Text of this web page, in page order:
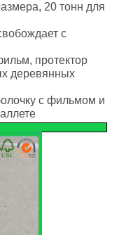
20 тонн для
с
протектор
деревянных
с фильмом и